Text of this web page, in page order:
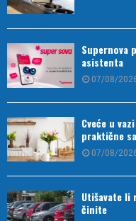
Supernova
asistenta
07/08/
Cveće u
praktične
07/08/
Utišavate li
činite